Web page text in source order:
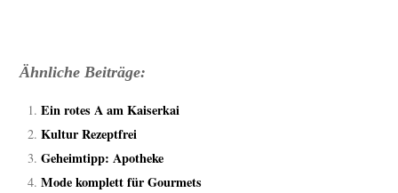
Ähnliche Beiträge:
Ein rotes A am Kaiserkai
Kultur Rezeptfrei
Geheimtipp: Apotheke
Mode komplett für Gourmets